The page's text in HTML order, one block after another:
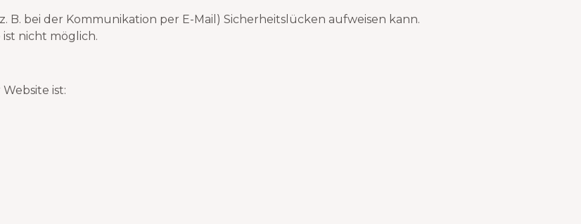
bei der Kommunikation per E-Mail) Sicherheitslücken aufweisen kann.
nicht möglich.
ist: